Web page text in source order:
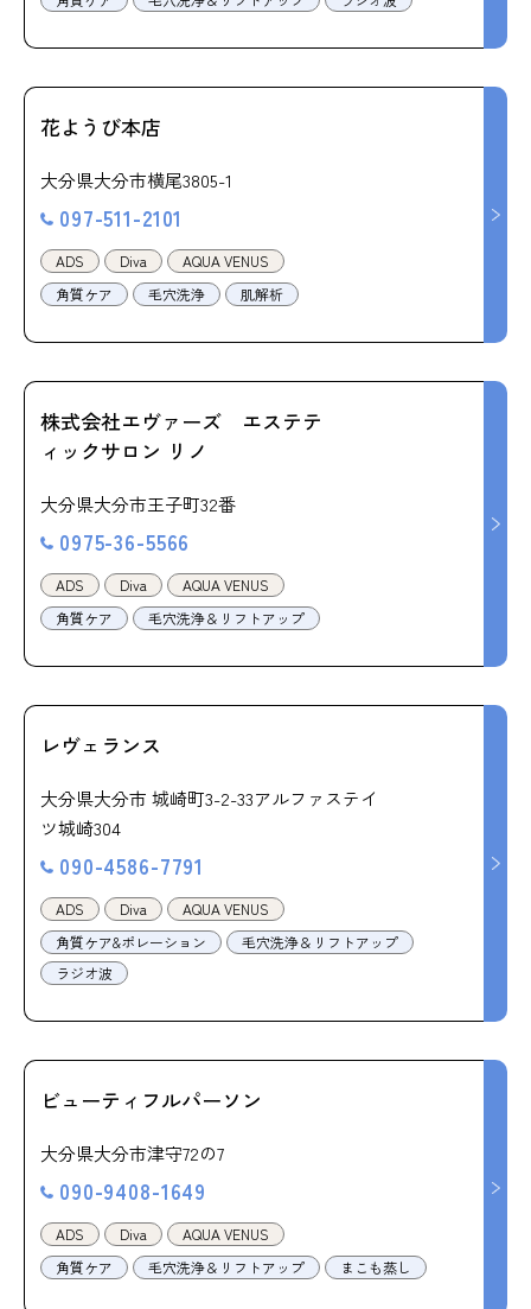
花ようび本店
大分県大分市横尾3805-1
097-511-2101
ADS Diva
AQUA VENUS
角質ケア
毛穴洗浄 肌解析
株式会社エヴァーズ エステテ
ィックサロン リノ
大分県大分市王子町32番
0975-36-5566
ADS Diva
AQUA VENUS
角質ケア
毛穴洗浄＆リフトアップ
レヴェランス
大分県大分市 城崎町3-2-33アルファステイ
ツ城崎304
090-4586-7791
ADS Diva
AQUA VENUS
角質ケア&ポレーション
毛穴洗浄＆リフトアップ
ラジオ波
ビューティフルパーソン
大分県大分市津守72の7
090-9408-1649
ADS Diva
AQUA VENUS
角質ケア
毛穴洗浄＆リフトアップ まこも蒸し